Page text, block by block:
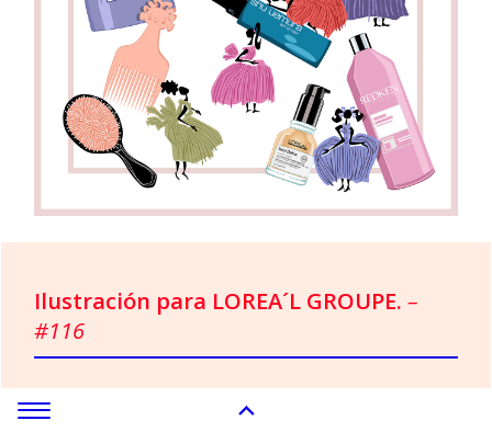
Ilustración para LOREA´L GROUPE. –
#116